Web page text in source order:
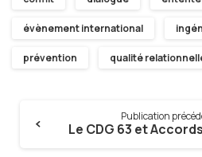
évènement international
prévention qualité
Reading
Publication